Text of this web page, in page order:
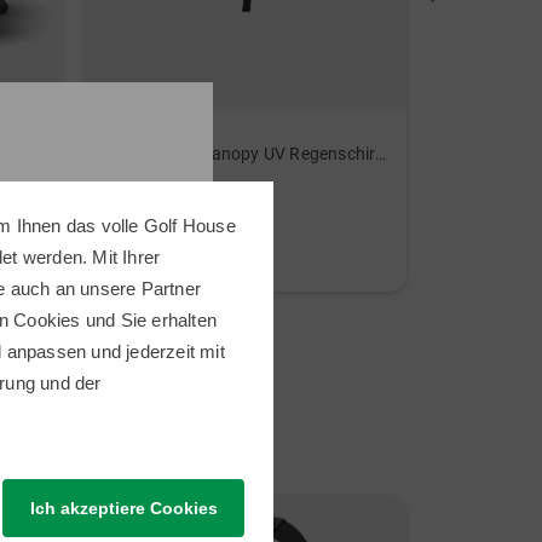
49,95 €
in: 68 Inch
Neu
Ihnen das volle Golf House
werden. Mit Ihrer
auch an unsere Partner
Cookies und Sie erhalten
und jederzeit mit
und der
Ich akzeptiere Cookies